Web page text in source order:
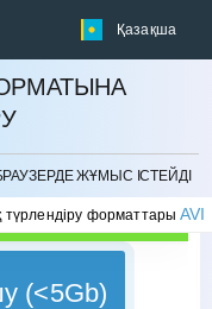
Қазақша
ЖҰМЫС ІСТЕЙДІ
түрлендіру форматтарыAVI
(<5Gb)